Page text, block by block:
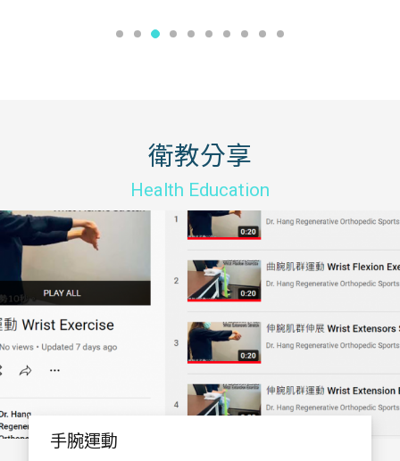
衛教分享
Health Education
手腕運動